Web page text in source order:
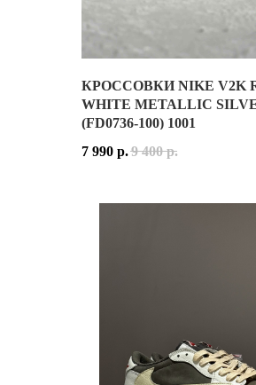
КРОССОВКИ NIKE V2K
WHITE METALLIC
(FD0736-100) 1001
NIKE V2K RUN WHITE
ВЕРХ МОДЕЛИ ВЫПОЛНЕН
NIKE V2K RUN
NIKE V2K RUN WHITE
ДАТА РЕЛИЗА:25 АВГУСТА
7 990 р.9 400 р.